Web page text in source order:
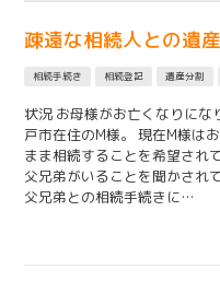
疎遠な相続人との遺
相続手続き 相続登記 遺産分割
状況 お母様がお亡くなりに
戸市在住のM様。 現在M様は
まま相続することを希望され
父兄弟がいることを聞かされ
父兄弟との相続手続きに…